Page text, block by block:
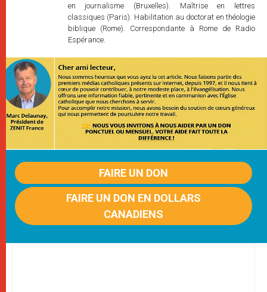
en journalisme (Bruxelles). Maîtrise en lettres
classiques (Paris). Habilitation au doctorat en théologie
biblique (Rome). Correspondante à Rome de Radio
Espérance.
FAIRE UN DON
FAIRE UN DON EN DOLLARS
CANADIENS